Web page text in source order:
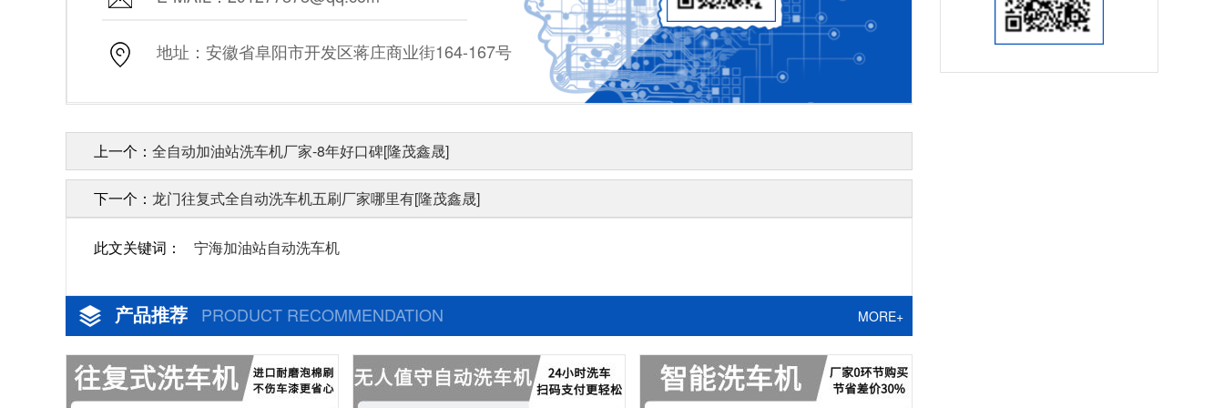
地址：安徽省阜阳市开发区蒋庄商业街164-167号
上一个： 全自动加油站洗车机厂家-8年好口碑[隆茂鑫晟]
下一个： 龙门往复式全自动洗车机五刷厂家哪里有[隆茂鑫晟]
此文关键词： 宁海加油站自动洗车机
产品推荐 PRODUCT RECOMMENDATION MORE+